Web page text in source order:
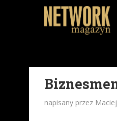
napisany przez